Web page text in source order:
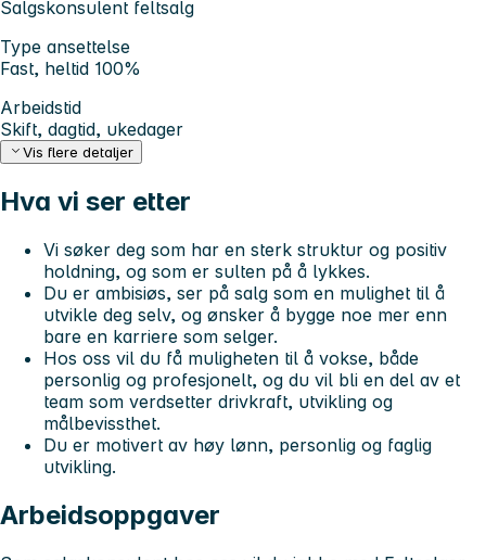
Salgskonsulent feltsalg
Type ansettelse
Fast, heltid 100%
Arbeidstid
Skift, dagtid, ukedager
Vis flere detaljer
Hva vi ser etter
Vi søker deg som har en sterk struktur og positiv
holdning, og som er sulten på å lykkes.
Du er ambisiøs, ser på salg som en mulighet til å
utvikle deg selv, og ønsker å bygge noe mer enn
bare en karriere som selger.
Hos oss vil du få muligheten til å vokse, både
personlig og profesjonelt, og du vil bli en del av et
team som verdsetter drivkraft, utvikling og
målbevissthet.
Du er motivert av høy lønn, personlig og faglig
utvikling.
Arbeidsoppgaver